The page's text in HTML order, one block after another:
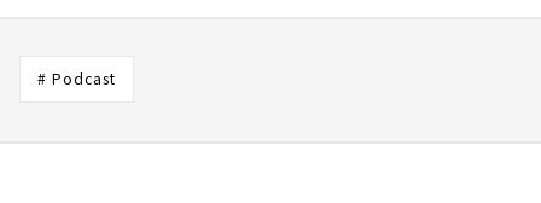
# Podcast